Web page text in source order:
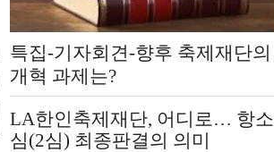
특집-기자회견-향후 축제재단의
개혁 과제는?
LA한인축제재단, 어디로… 항소
심(2심) 최종판결의 의미